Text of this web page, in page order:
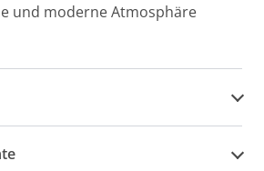
und moderne Atmosphäre